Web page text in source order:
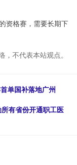
资格赛，需要长期下
，不代表本站观点。
单国补落地广州
有省份开通职工医